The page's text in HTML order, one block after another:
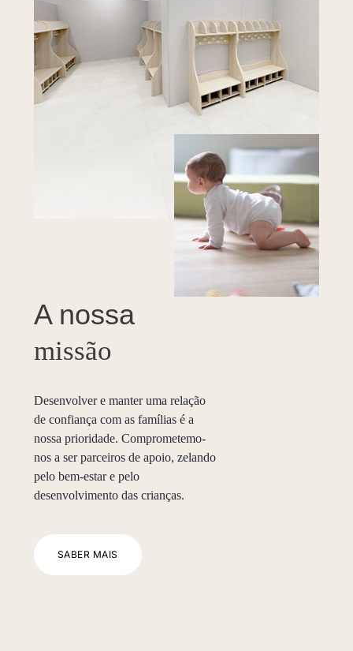
A nossa
missão
Desenvolver e manter uma relação
de confiança com as famílias é a
nossa prioridade. Comprometemo-
nos a ser parceiros de apoio, zelando
pelo bem-estar e pelo
desenvolvimento das crianças.
SABER MAIS